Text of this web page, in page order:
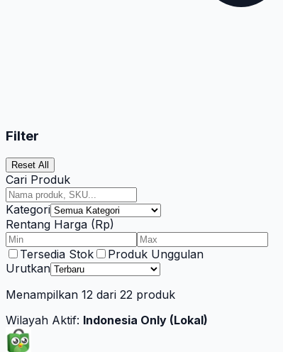
Filter
Reset All
Cari Produk
Kategori
Rentang Harga (Rp)
Tersedia Stok
Produk Unggulan
Urutkan
Menampilkan 12 dari 22 produk
Wilayah Aktif: Indonesia Only (Lokal)